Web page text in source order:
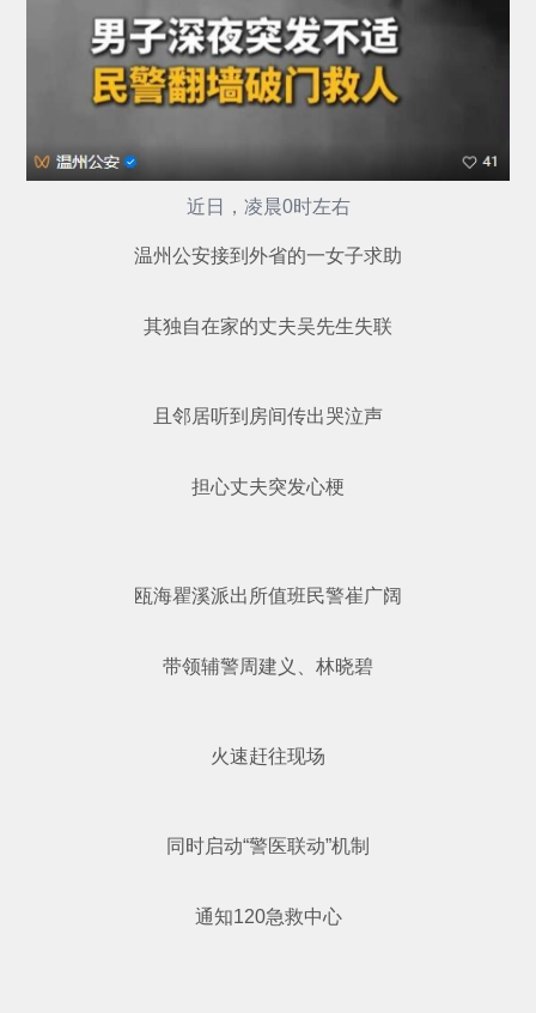
近日，凌晨0时左右
温州公安接到外省的一女子求助
其独自在家的丈夫吴先生失联
且邻居听到房间传出哭泣声
担心丈夫突发心梗
瓯海瞿溪派出所值班民警崔广阔
带领辅警周建义、林晓碧
火速赶往现场
同时启动“警医联动”机制
通知120急救中心